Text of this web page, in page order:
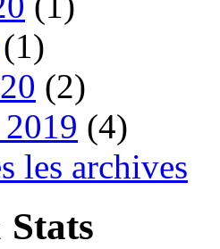
(1)
(2)
(4)
les archives